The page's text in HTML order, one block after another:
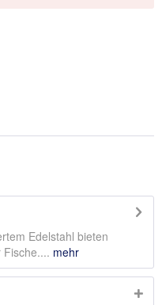
Edelstahl bieten
mehr